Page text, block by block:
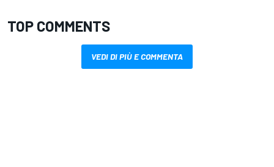
TOP COMMENTS
VEDI DI PIÙ E COMMENTA